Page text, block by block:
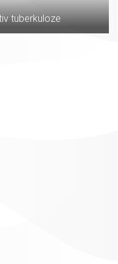
tuberkuloze